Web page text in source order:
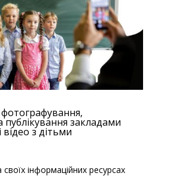
публікування закладами
відео з дітьми
інформаційних ресурсах